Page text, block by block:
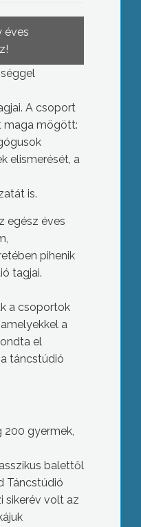
éves
A csoport
maga mögött:
elismerését, a
is.
egész éves
pihenik
tagjai.
a csoportok
a
el
táncstúdió
200 gyermek,
balettől
Táncstúdió
sikerév volt az